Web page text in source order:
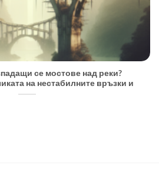
се мостове над реки?
на нестабилните връзки и